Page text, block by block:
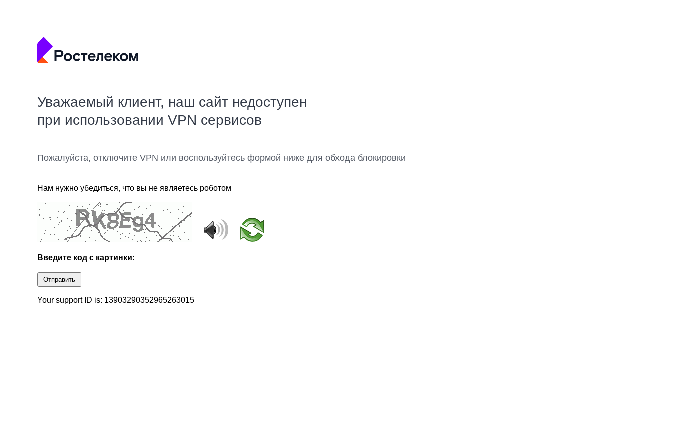
Уважаемый клиент, наш сайт недоступен
при использовании VPN сервисов
Пожалуйста, отключите VPN или воспользуйтесь формой ниже для обхода блокировки
Нам нужно убедиться, что вы не являетесь роботом
Введите код с картинки:
Отправить
Your support ID is: 13903290352965263015